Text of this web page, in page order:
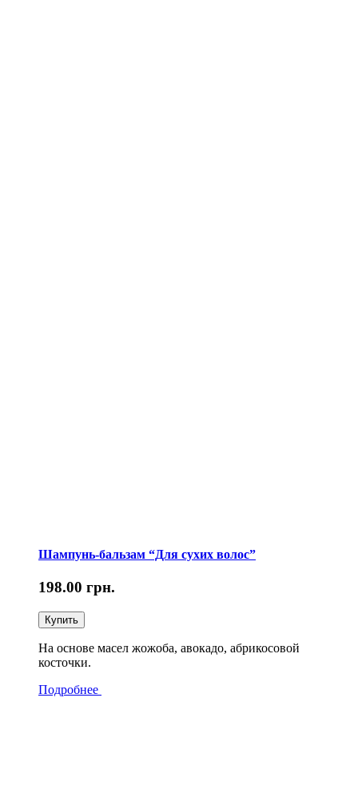
Шампунь-бальзам “Для сухих волос”
198.00 грн.
Купить
На основе масел жожоба, авокадо, абрикосовой
косточки.
Подробнее